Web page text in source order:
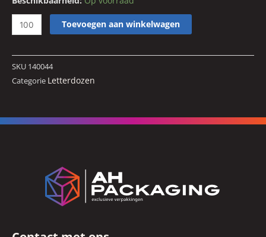
GK7A
175x120x25
aantal
Toevoegen aan winkelwagen
SKU 140044
Categorie Letterdozen